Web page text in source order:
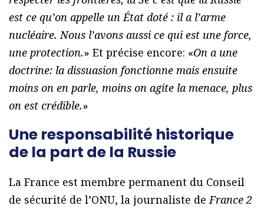
est ce qu’on appelle un État doté : il a l’arme
nucléaire. Nous l’avons aussi ce qui est une force,
une protection.» Et précise encore: «On a une
doctrine: la dissuasion fonctionne mais ensuite
moins on en parle, moins on agite la menace, plus
on est crédible.»
Une responsabilité historique
de la part de la Russie
La France est membre permanent du Conseil
de sécurité de l’ONU, la journaliste deFrance 2